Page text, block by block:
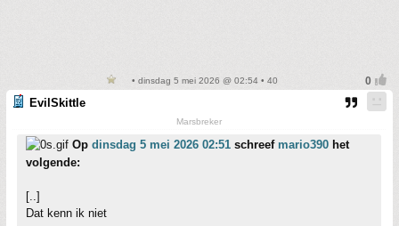
• dinsdag 5 mei 2026 @ 02:54 • 40
EvilSkittle
Marsbreker
Op dinsdag 5 mei 2026 02:51 schreef mario390 het
volgende:
[..]
Dat kenn ik niet